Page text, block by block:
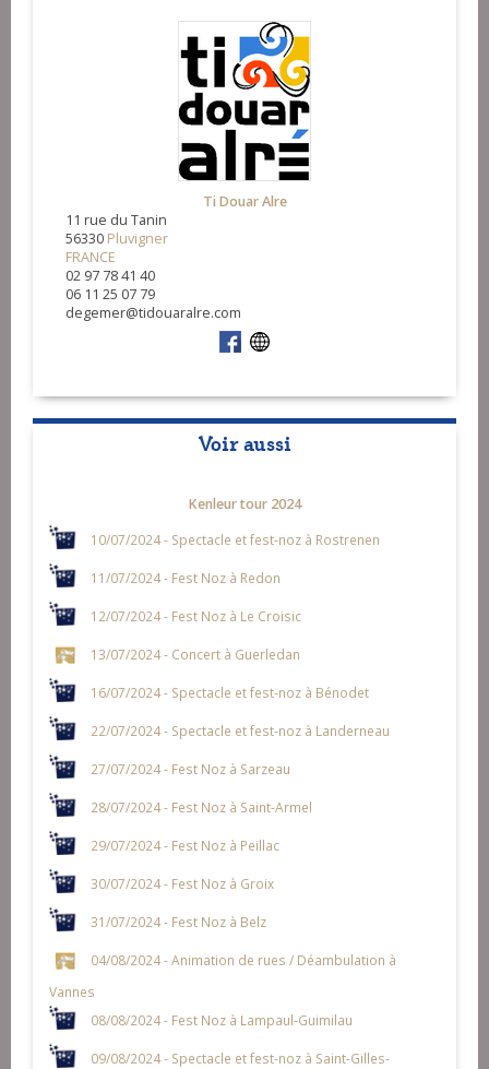
Ti Douar Alre
11 rue du Tanin
56330 Pluvigner
FRANCE
02 97 78 41 40
06 11 25 07 79
degemer@tidouaralre.com
Voir aussi
Kenleur tour 2024
10/07/2024 - Spectacle et fest-noz à Rostrenen
11/07/2024 - Fest Noz à Redon
12/07/2024 - Fest Noz à Le Croisic
13/07/2024 - Concert à Guerledan
16/07/2024 - Spectacle et fest-noz à Bénodet
22/07/2024 - Spectacle et fest-noz à Landerneau
27/07/2024 - Fest Noz à Sarzeau
28/07/2024 - Fest Noz à Saint-Armel
29/07/2024 - Fest Noz à Peillac
30/07/2024 - Fest Noz à Groix
31/07/2024 - Fest Noz à Belz
04/08/2024 - Animation de rues / Déambulation à
Vannes
08/08/2024 - Fest Noz à Lampaul-Guimilau
09/08/2024 - Spectacle et fest-noz à Saint-Gilles-